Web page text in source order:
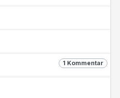
1 Kommentar